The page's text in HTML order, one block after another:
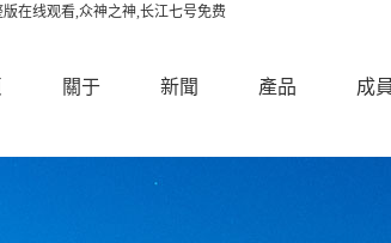
在线观看,众神之神,长江七号免费
關于 新聞 產品 成員